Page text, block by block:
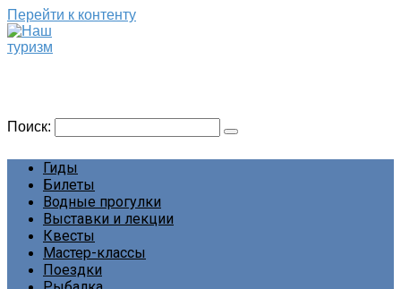
Перейти к контенту
Поиск:
Гиды
Билеты
Водные прогулки
Выставки и лекции
Квесты
Мастер-классы
Поездки